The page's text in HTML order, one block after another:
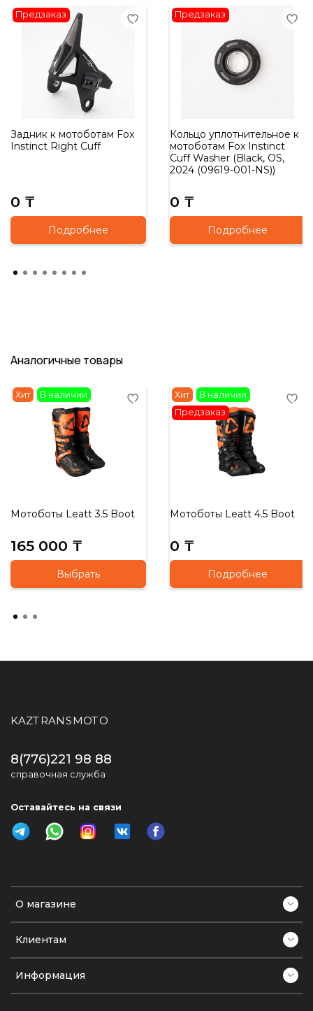
Предзаказ
Задник к мотоботам Fox
Instinct Right Cuff
0 ₸
Подробнее
Предзаказ
Кольцо уплотнительное к
мотоботам Fox Instinct
Cuff Washer (Black, OS,
2024 (09619-001-NS))
0 ₸
Подробнее
Аналогичные товары
Хит В наличии
Мотоботы Leatt 3.5 Boot
165 000 ₸
Выбрать
Хит
В наличии
Предзаказ
Мотоботы Leatt 4.5 Boot
0 ₸
Подробнее
О магазине
Клиентам
Информация
KAZTRANSMOTO
8(776)221 98 88
справочная служба
Оставайтесь на связи